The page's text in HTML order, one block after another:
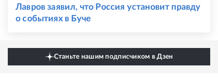
Лавров заявил, что Россия установит правду
о событиях в Буче
Станьте нашим подписчиком в Дзен